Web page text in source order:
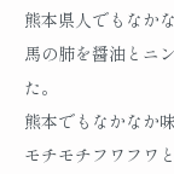
熊本県人でもなか
馬の肺を醤油とニ
た。
熊本でもなかなか
モチモチフワフワ